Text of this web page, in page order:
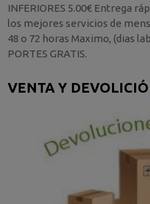
INFERIORES 5.00€ Entrega
los mejores servicios de
48 o 72 horas Maximo, (dias
PORTES GRATIS.
VENTA Y